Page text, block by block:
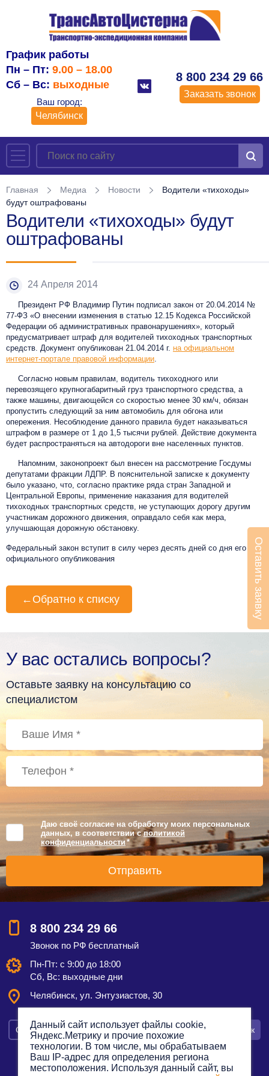
График работы
Пн – Пт: 9.00 – 18.00
Сб – Вс: выходные
Ваш город:
Челябинск
8 800 234 29 66
Заказать звонок
Главная Медиа Новости
Водители «тихоходы»
будут оштрафованы
Водители «тихоходы» будут
оштрафованы
24 Апреля 2014
Президент РФ Владимир Путин подписал закон от 20.04.2014 №
77-ФЗ «О внесении изменения в статью 12.15 Кодекса Российской
Федерации об административных правонарушениях», который
предусматривает штраф для водителей тихоходных транспортных
средств. Документ опубликован 21.04.2014 г. на официальном
интернет-портале правовой информации
Согласно новым правилам, водитель тихоходного или
перевозящего крупногабаритный груз транспортного средства, а
также машины, двигающейся со скоростью менее 30 км/ч, обязан
пропустить следующий за ним автомобиль для обгона или
опережения. Несоблюдение данного правила будет наказываться
штрафом в размере от 1 до 1,5 тысячи рублей. Действие документа
будет распространяться на автодороги вне населенных пунктов.
Напомним, законопроект был внесен на рассмотрение Госдумы
депутатами фракции ЛДПР. В пояснительной записке к документу
было указано, что, согласно практике ряда стран Западной и
Центральной Европы, применение наказания для водителей
тихоходных транспортных средств, не уступающих дорогу другим
участникам дорожного движения, оправдало себя как мера,
улучшающая дорожную обстановку.
Федеральный закон вступит в силу через десять дней со дня его
официального опубликования
← Обратно к списку
У вас остались вопросы?
Оставьте заявку на консультацию со
специалистом
Даю своё согласие на обработку моих персональных
данных, в соответствии сполитикой
конфиденциальности *
8 800 234 29 66
Звонок по РФ бесплатный
Пн-Пт: с 9:00 до 18:00
Сб, Вс: выходные дни
Челябинск, ул. Энтузиастов, 30
Смотреть на карте Оставить заявку Заказать звонок
Оставить заявку
Данный сайт использует файлы cookie,
Яндекс.Метрику и прочие похожие
технологии. В том числе, мы обрабатываем
Ваш IP-адрес для определения региона
местоположения. Используя данный сайт, вы